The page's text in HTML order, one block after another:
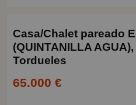
Casa/Chalet pareado
(QUINTANILLA
Tordueles
65.000 €